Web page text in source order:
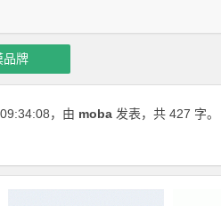
品牌
09:34:08，由 moba 发表，共 427 字。